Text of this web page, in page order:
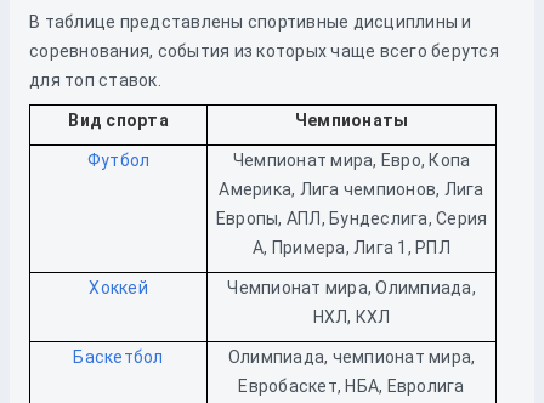
В таблице представлены спортивные дисциплины и
соревнования, события из которых чаще всего берутся
для топ ставок.
Вид спорта Чемпионаты
Футбол
Чемпионат мира, Евро, Копа
Америка, Лига чемпионов, Лига
Европы, АПЛ, Бундеслига, Серия
А, Примера, Лига 1, РПЛ
Хоккей
Чемпионат мира, Олимпиада,
НХЛ, КХЛ
Баскетбол
Олимпиада, чемпионат мира,
Евробаскет, НБА, Евролига